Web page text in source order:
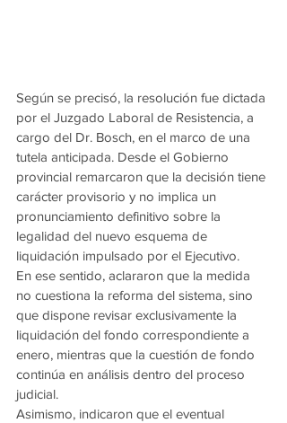
Según se precisó, la resolución fue dictada
por el Juzgado Laboral de Resistencia, a
cargo del Dr. Bosch, en el marco de una
tutela anticipada. Desde el Gobierno
provincial remarcaron que la decisión tiene
carácter provisorio y no implica un
pronunciamiento definitivo sobre la
legalidad del nuevo esquema de
liquidación impulsado por el Ejecutivo.
En ese sentido, aclararon que la medida
no cuestiona la reforma del sistema, sino
que dispone revisar exclusivamente la
liquidación del fondo correspondiente a
enero, mientras que la cuestión de fondo
continúa en análisis dentro del proceso
judicial.
Asimismo, indicaron que el eventual